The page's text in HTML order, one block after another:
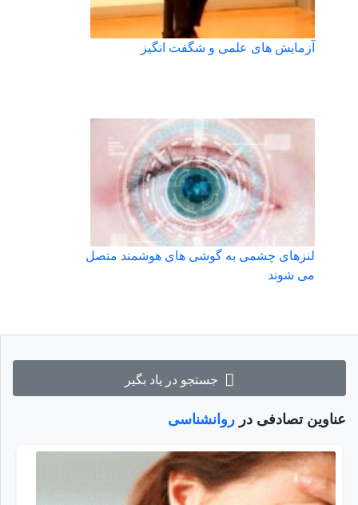
جستجو در یاد بگیر
عناوین تصادفی در روانشناسی
آزمایش های علمی و شگفت انگیز
لنزهای چشمی به گوشی های هوشمند متصل
می شوند